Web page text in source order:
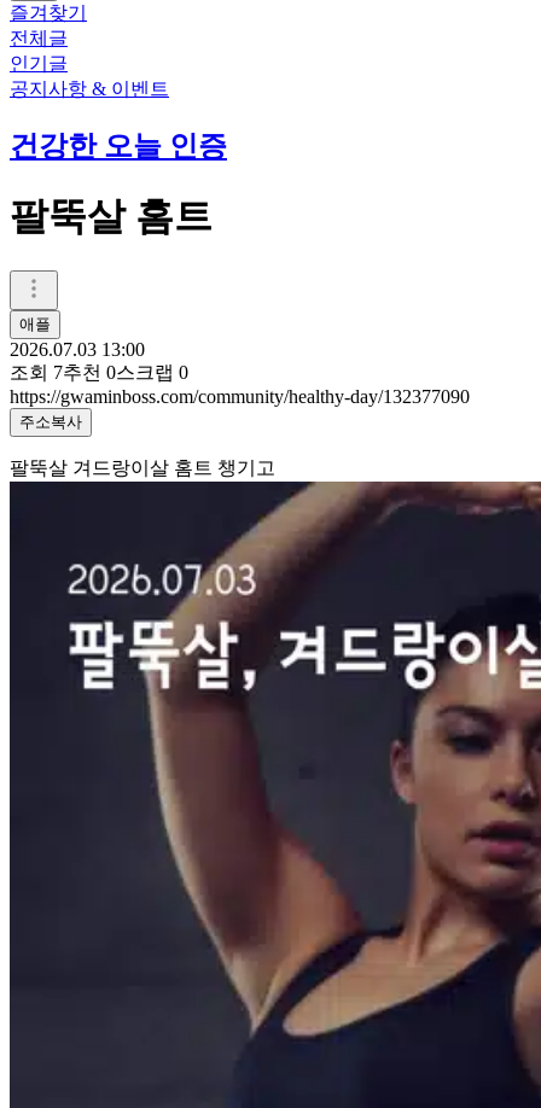
즐겨찾기
전체글
인기글
공지사항 & 이벤트
건강한 오늘 인증
팔뚝살 홈트
애플
2026.07.03 13:00
조회 7추천 0스크랩 0
https://gwaminboss.com/community/healthy-day/132377090
주소복사
팔뚝살 겨드랑이살 홈트 챙기고